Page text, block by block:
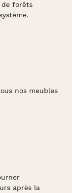
forêts
nos meubles
après la